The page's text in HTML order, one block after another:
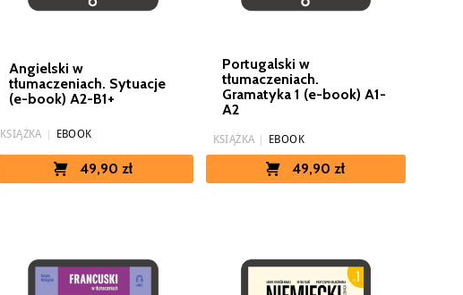
Angielski w
tłumaczeniach. Sytuacje
(e-book) A2-B1+
KSIĄŻKA EBOOK
49,90 zł
Portugalski w
tłumaczeniach.
Gramatyka 1 (e-book) A1-
A2
KSIĄŻKA | EBOOK
49,90 zł